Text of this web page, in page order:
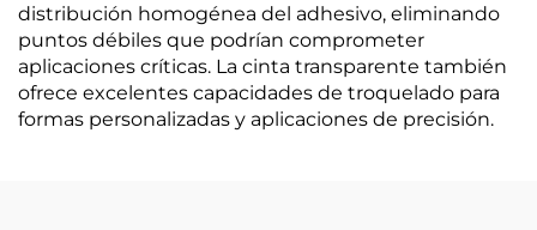
distribución homogénea del adhesivo, eliminando
puntos débiles que podrían comprometer
aplicaciones críticas. La cinta transparente también
ofrece excelentes capacidades de troquelado para
formas personalizadas y aplicaciones de precisión.